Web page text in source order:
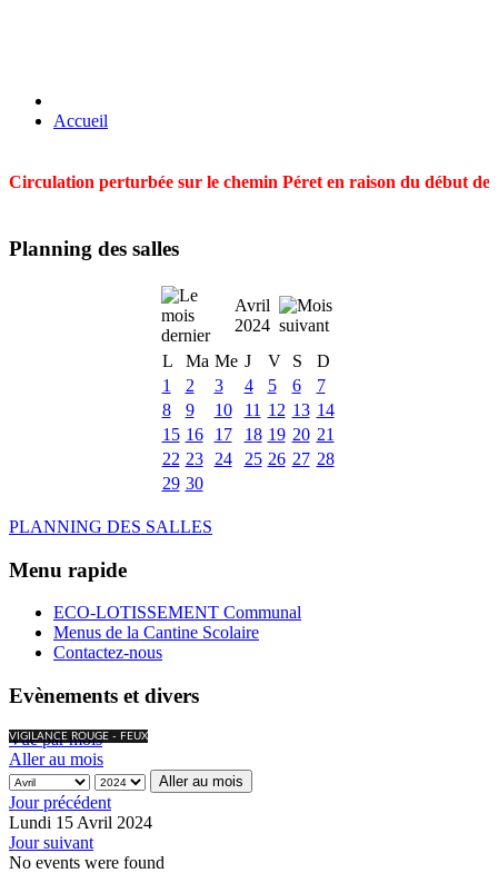
Accueil
Circulation perturbée sur le chemin Péret en raison du début
Planning des salles
Avril
2024
L
Ma Me J V S
D
1
2 3 4 5 6
7
8
9 10 11 12 13 14
15 16 17 18 19 20 21
22 23 24 25 26 27 28
29 30
PLANNING DES SALLES
Menu rapide
ECO-LOTISSEMENT Communal
Menus de la Cantine Scolaire
Contactez-nous
Evènements et divers
VIGILANCE ROUGE - FEUX
Vue par mois
Aller au mois
Aller au mois
Jour précédent
Lundi 15 Avril 2024
Jour suivant
No events were found